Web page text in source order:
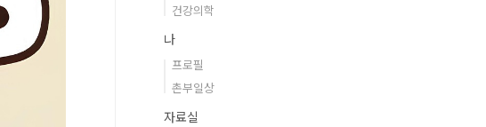
건강의학
나
프로필
촌부일상
자료실